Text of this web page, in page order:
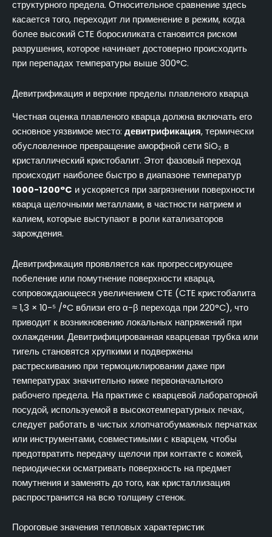
структурного предела. Относительное сравнение здесь
касается того, переходит ли применение в режим, когда
более высокий CTE боросиликата становится риском
разрушения, которое начинает достоверно происходить
при перепадах температуры выше 300°C.
Девитрификация и верхние пределы плавленого кварца
Честная оценка плавленого кварца должна включать его
основное уязвимое место: девитрификация, термически
обусловленное превращение аморфной сети SiO₂ в
кристаллический кристобалит. Этот фазовый переход
происходит наиболее быстро в диапазоне температур
1000-1200°C и ускоряется при загрязнении поверхности
кварца щелочными металлами, в частности натрием и
калием, которые выступают в роли катализаторов
зарождения.
Девитрификация проявляется как прогрессирующее
побеление или помутнение поверхности кварца,
сопровождающееся увеличением CTE (CTE кристобалита
≈ 1,3 × 10-⁵ /°C вблизи его α-β перехода при 220°C), что
приводит к возникновению локальных напряжений при
охлаждении. Девитрифицированная кварцевая трубка или
тигель становятся хрупкими и подвержены
растрескиванию при термоциклировании даже при
температурах значительно ниже первоначального
рабочего предела. На практике с кварцевой лабораторной
посудой, используемой в высокотемпературных печах,
следует работать в чистых хлопчатобумажных перчатках
или инструментами, совместимыми с кварцем, чтобы
предотвратить передачу щелочи при контакте с кожей,
периодически осматривать поверхность на предмет
помутнения и заменять до того, как кристаллизация
распространится на всю толщину стенок.
Пороговые значения тепловых характеристик